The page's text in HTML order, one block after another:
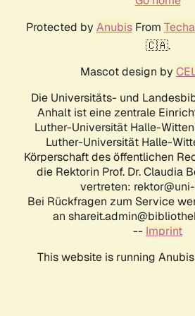
Protected by AnubisFrom
🇨🇦.
Mascot design by
Die Universitäts- und
Anhalt ist eine zentrale
Luther-Universität Halle-
Luther-Universität Halle-
Körperschaft des öffentlichen
die Rektorin Prof. Dr. Claudia
vertreten:
Bei Rückfragen zum Service
an
-- Imprint
This website is running